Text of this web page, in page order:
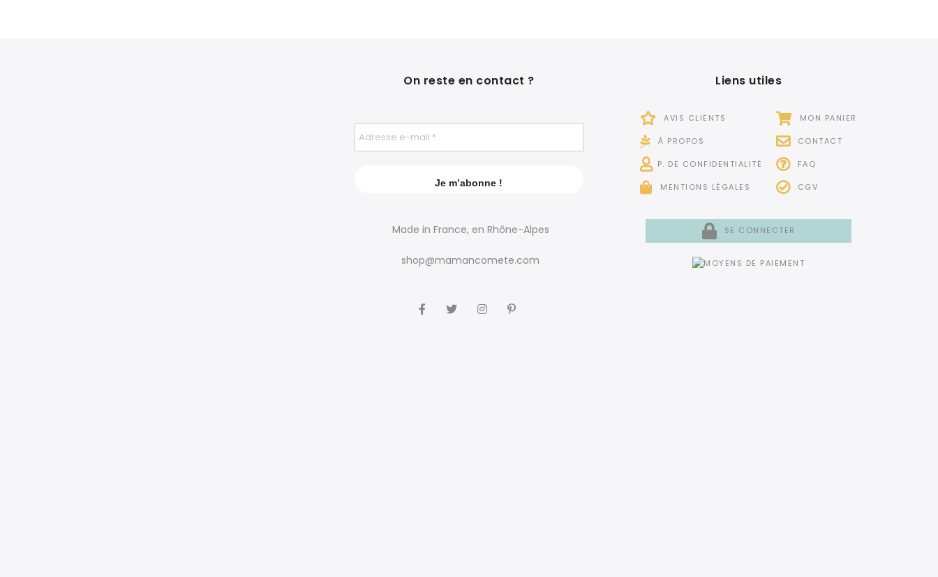
On reste en contact ?
Made in France, en Rhône-Alpes
shop@mamancomete.com
Liens utiles
AVIS CLIENTS
À PROPOS
P. DE CONFIDENTIALITÉ
MENTIONS LÉGALES
MON PANIER
CONTACT
FAQ
CGV
SE CONNECTER